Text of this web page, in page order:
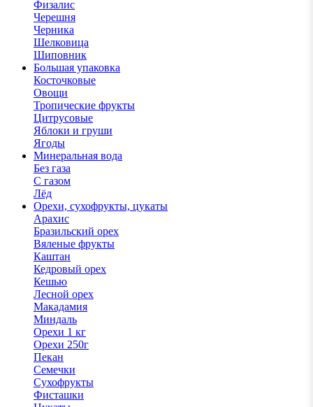
Физалис
Черешня
Черника
Шелковица
Шиповник
Большая упаковка
Косточковые
Овощи
Тропические фрукты
Цитрусовые
Яблоки и груши
Ягоды
Минеральная вода
Без газа
С газом
Лёд
Орехи, сухофрукты, цукаты
Арахис
Бразильский орех
Вяленые фрукты
Каштан
Кедровый орех
Кешью
Лесной орех
Макадамия
Миндаль
Орехи 1 кг
Орехи 250г
Пекан
Семечки
Сухофрукты
Фисташки